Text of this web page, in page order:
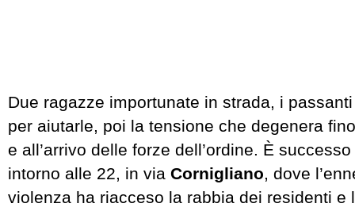
Due ragazze importunate in strada, i
per aiutarle, poi la tensione che degenera
e all’arrivo delle forze dell’ordine. È
intorno alle 22, in via Cornigliano, dove
violenza ha riacceso la rabbia dei residenti e